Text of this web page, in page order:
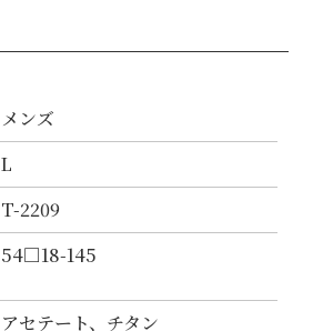
メンズ
L
T-2209
54□18-145
アセテート、チタン